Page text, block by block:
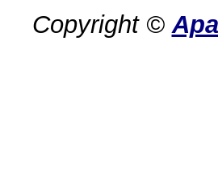
Copyright ©